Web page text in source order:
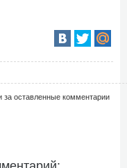
за оставленные комментарии